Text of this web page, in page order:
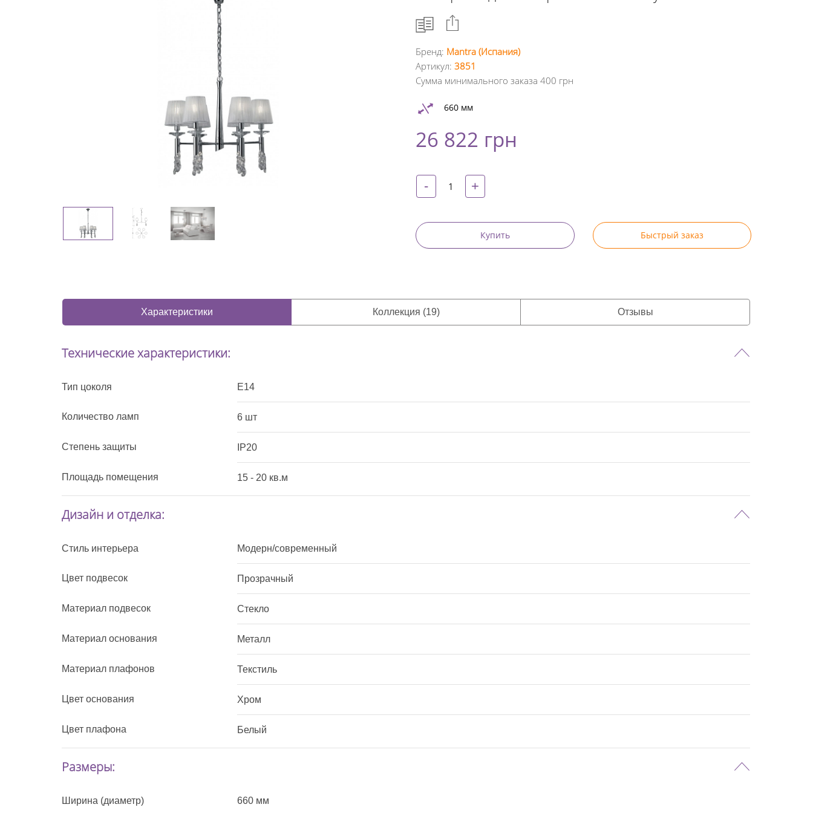
Facebook
+
Twitter
Бренд: Mantra (Испания)
Артикул: 3851
Сумма минимального заказа 400 грн
660 мм
26 822 грн
- +
Купить Быстрый заказ
Характеристики Коллекция (19) Отзывы
Технические характеристики:
Тип цоколя E14
Количество ламп 6 шт
Степень защиты IP20
Площадь помещения 15 - 20 кв.м
Дизайн и отделка:
Стиль интерьера Модерн/современный
Цвет подвесок Прозрачный
Материал подвесок Стекло
Материал основания Металл
Материал плафонов Текстиль
Цвет основания Хром
Цвет плафона Белый
Размеры:
Ширина (диаметр) 660 мм